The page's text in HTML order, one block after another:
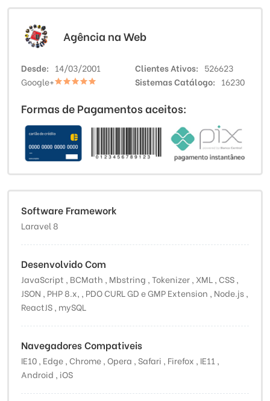
Agência na Web
Desde 14/03/2001 Clientes Ativos
526623
Google+
Sistemas Catálogo 16230
Formas de Pagamentos aceitos:
Software Framework
Laravel 8
Desenvolvido Com
JavaScript , BCMath , Mbstring , Tokenizer , XML , CSS ,
JSON , PHP 8.x, , PDO CURL GD e GMP Extension , Node.js ,
ReactJS , mySQL
Navegadores Compativeis
IE10 , Edge , Chrome , Opera , Safari , Firefox , IE11 ,
Android , iOS